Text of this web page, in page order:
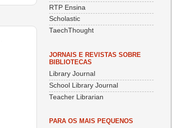
RTP Ensina
Scholastic
TaechThought
JORNAIS E REVISTAS SOBRE
BIBLIOTECAS
Library Journal
School Library Journal
Teacher Librarian
PARA OS MAIS PEQUENOS